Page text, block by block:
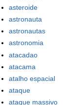
asteroide
astronauta
astronautas
astronomia
atacadao
atacama
atalho espacial
ataque
ataque massivo